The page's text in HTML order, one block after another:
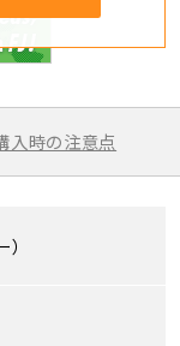
入時の注意点